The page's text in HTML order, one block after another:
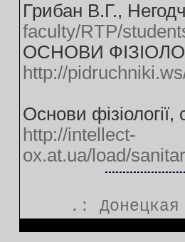
Грибан В.Г.,
faculty/RTP/
ОСНОВИ
http://
Основи
http://intellect-
ox.at.ua/load/
.: